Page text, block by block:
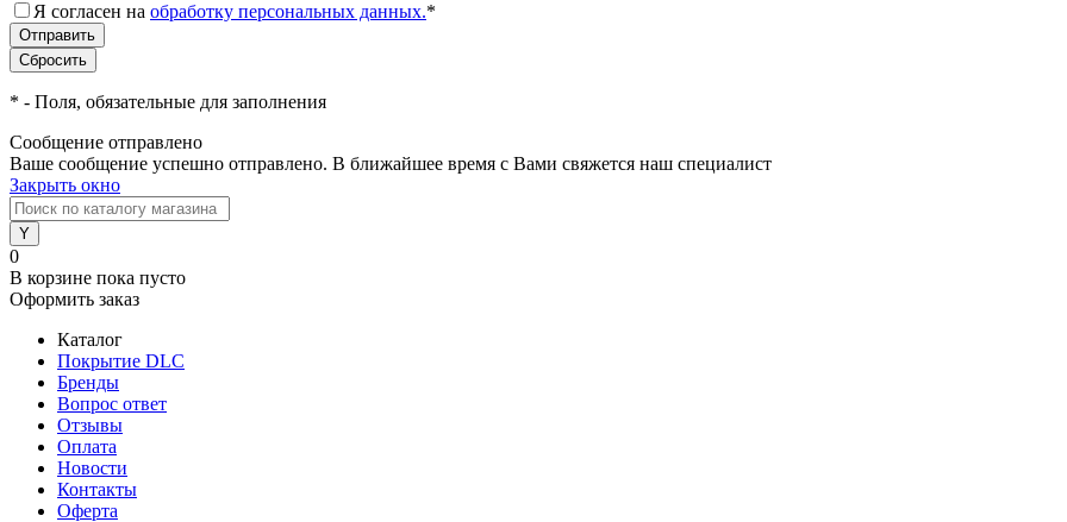
Я согласен на обработку персональных данных.*
* - Поля, обязательные для заполнения
Сообщение отправлено
Ваше сообщение успешно отправлено. В ближайшее время с Вами свяжется наш специалист
Закрыть окно
0
В корзине пока пусто
Оформить заказ
Каталог
Покрытие DLC
Бренды
Вопрос ответ
Отзывы
Оплата
Новости
Контакты
Оферта